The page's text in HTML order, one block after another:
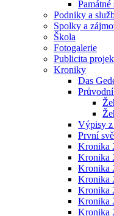
Podniky a
Spolky a
Škola
Fotogalerie
Publicita
Kroniky
Das
Výpisy
První
Kronika
Kronika
Kronika
Kronika
Kronika
Kronika
Kronika